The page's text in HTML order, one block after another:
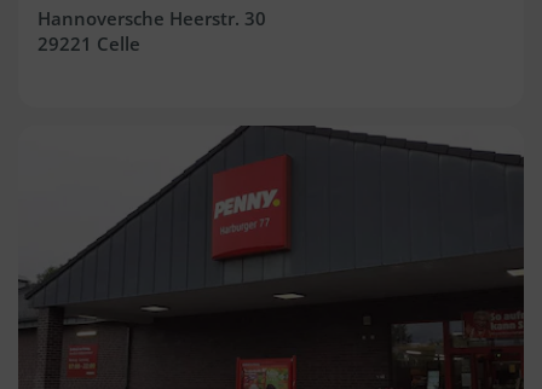
Hannoversche Heerstr. 30
29221 Celle